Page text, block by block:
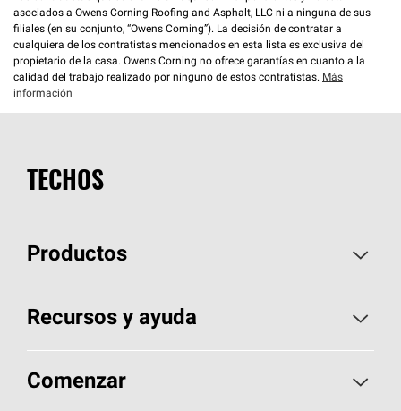
asociados a Owens Corning Roofing and Asphalt, LLC ni a ninguna de sus
filiales (en su conjunto, “Owens Corning”). La decisión de contratar a
cualquiera de los contratistas mencionados en esta lista es exclusiva del
propietario de la casa. Owens Corning no ofrece garantías en cuanto a la
calidad del trabajo realizado por ninguno de estos contratistas. Más
información
TECHOS
Productos
Elija sus tejas
Encuentre un contratista
Recursos y ayuda
Aspectos básicos sobre techos
Comenzar